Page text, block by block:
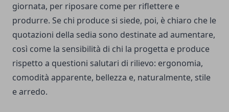
giornata, per riposare come per riflettere e
produrre. Se chi produce si siede, poi, è chiaro che le
quotazioni della sedia sono destinate ad aumentare,
così come la sensibilità di chi la progetta e produce
rispetto a questioni salutari di rilievo: ergonomia,
comodità apparente, bellezza e, naturalmente, stile
e arredo.